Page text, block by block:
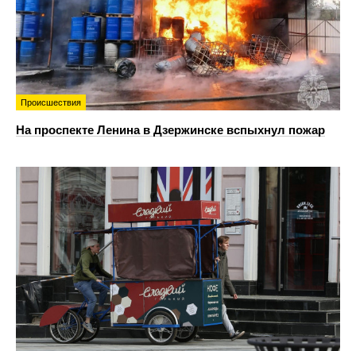
Происшествия
На проспекте Ленина в Дзержинске вспыхнул пожар